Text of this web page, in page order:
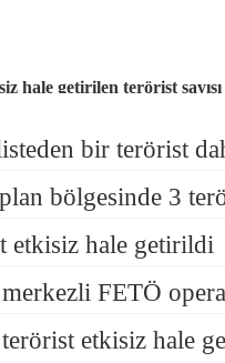
hale getirilen terörist
bugüne kadar etkisiz hale
bir terörist
bölgesinde 3
etkisiz hale getirildi
merkezli FETÖ
etkisiz hale